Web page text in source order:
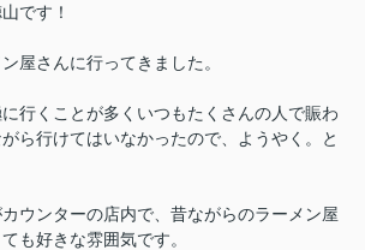
です！
屋さんに行ってきました。
行くことが多くいつもたくさんの人で賑わ
ら行けてはいなかったので、ようやく。と
ウンターの店内で、昔ながらのラーメン屋
も好きな雰囲気です。